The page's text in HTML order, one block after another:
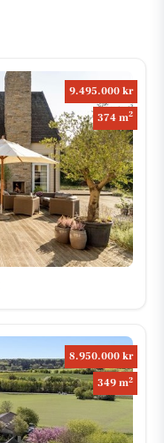
9.495.000 kr
374 m2
8.950.000 kr
349 m2